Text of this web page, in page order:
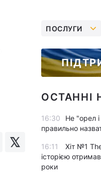
ПОСЛУГИ
ОСТАННІ
16:30
Не "орел
правильно
16:11
Хіт №1
історією
роки